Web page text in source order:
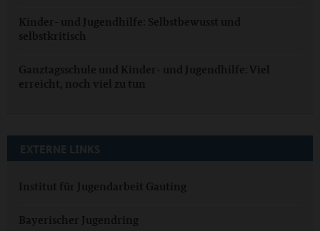
Kinder- und Jugendhilfe: Selbstbewusst und
selbstkritisch
Ganztagsschule und Kinder- und Jugendhilfe: Viel
erreicht, noch viel zu tun
EXTERNE LINKS
Institut für Jugendarbeit Gauting
Bayerischer Jugendring